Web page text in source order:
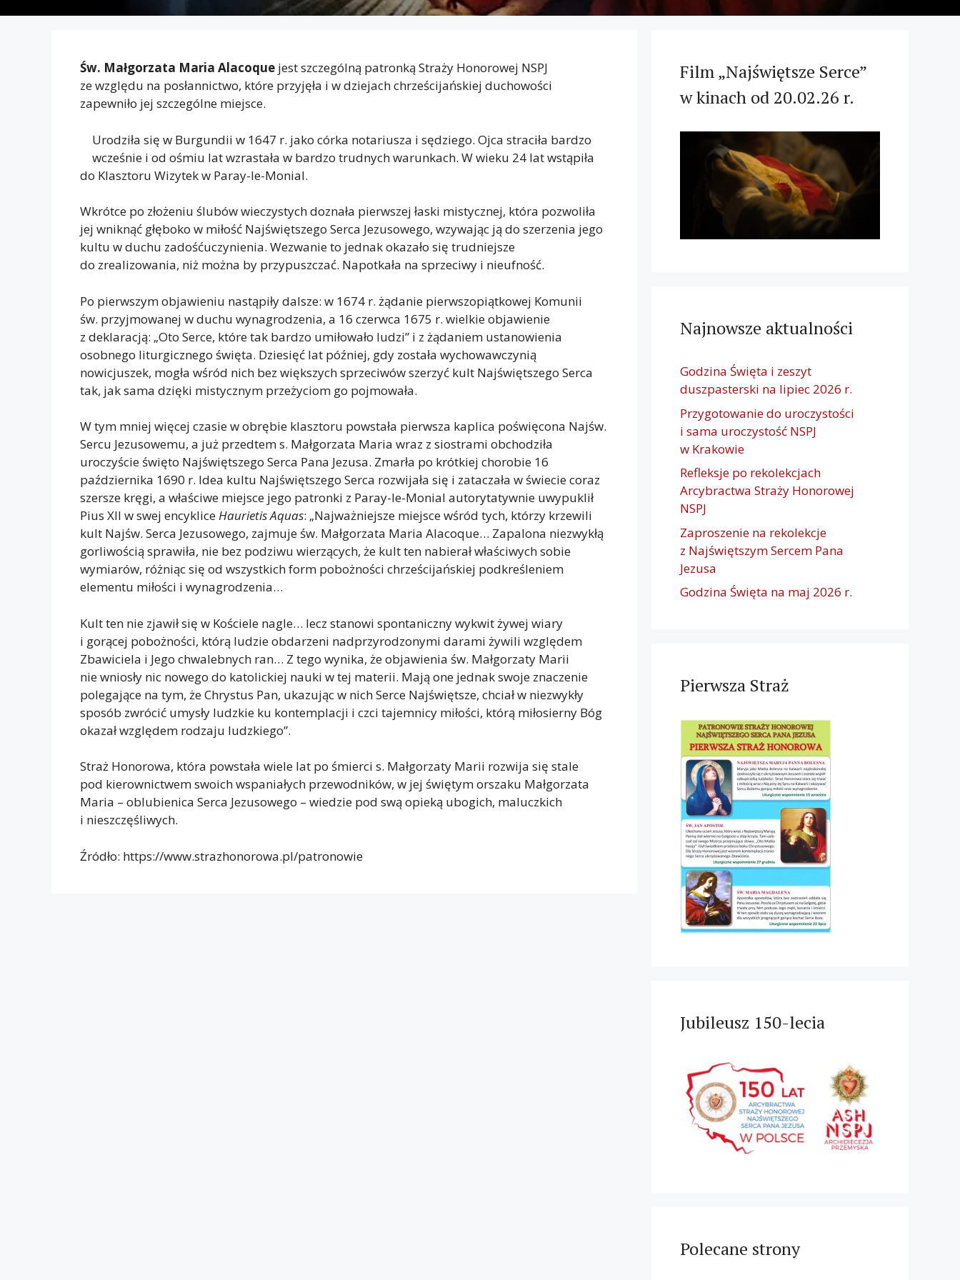
Św. Małgorzata Maria Alacoque jest szczególną patronką Straży Honorowej NSPJ
ze względu na posłannictwo, które przyjęła i w dziejach chrześcijańskiej duchowości
zapewniło jej szczególne miejsce.
Urodziła się w Burgundii w 1647 r. jako córka notariusza i sędziego. Ojca straciła bardzo
wcześnie i od ośmiu lat wzrastała w bardzo trudnych warunkach. W wieku 24 lat wstąpiła
do Klasztoru Wizytek w Paray-le-Monial.
Wkrótce po złożeniu ślubów wieczystych doznała pierwszej łaski mistycznej, która pozwoliła
jej wniknąć głęboko w miłość Najświętszego Serca Jezusowego, wzywając ją do szerzenia jego
kultu w duchu zadośćuczynienia. Wezwanie to jednak okazało się trudniejsze
do zrealizowania, niż można by przypuszczać. Napotkała na sprzeciwy i nieufność.
Po pierwszym objawieniu nastąpiły dalsze: w 1674 r. żądanie pierwszopiątkowej Komunii
św. przyjmowanej w duchu wynagrodzenia, a 16 czerwca 1675 r. wielkie objawienie
z deklaracją: „Oto Serce, które tak bardzo umiłowało ludzi” i z żądaniem ustanowienia
osobnego liturgicznego święta. Dziesięć lat później, gdy została wychowawczynią
nowicjuszek, mogła wśród nich bez większych sprzeciwów szerzyć kult Najświętszego Serca
tak, jak sama dzięki mistycznym przeżyciom go pojmowała.
W tym mniej więcej czasie w obrębie klasztoru powstała pierwsza kaplica poświęcona Najśw.
Sercu Jezusowemu, a już przedtem s. Małgorzata Maria wraz z siostrami obchodziła
uroczyście święto Najświętszego Serca Pana Jezusa. Zmarła po krótkiej chorobie 16
października 1690 r. Idea kultu Najświętszego Serca rozwijała się i zataczała w świecie coraz
szersze kręgi, a właściwe miejsce jego patronki z Paray-le-Monial autorytatywnie uwypuklił
Pius XII w swej encykliceHaurietis Aquas: „Najważniejsze miejsce wśród tych, którzy krzewili
kult Najśw. Serca Jezusowego, zajmuje św. Małgorzata Maria Alacoque… Zapalona niezwykłą
gorliwością sprawiła, nie bez podziwu wierzących, że kult ten nabierał właściwych sobie
wymiarów, różniąc się od wszystkich form pobożności chrześcijańskiej podkreśleniem
elementu miłości i wynagrodzenia…
Kult ten nie zjawił się w Kościele nagle… lecz stanowi spontaniczny wykwit żywej wiary
i gorącej pobożności, którą ludzie obdarzeni nadprzyrodzonymi darami żywili względem
Zbawiciela i Jego chwalebnych ran… Z tego wynika, że objawienia św. Małgorzaty Marii
nie wniosły nic nowego do katolickiej nauki w tej materii. Mają one jednak swoje znaczenie
polegające na tym, że Chrystus Pan, ukazując w nich Serce Najświętsze, chciał w niezwykły
sposób zwrócić umysły ludzkie ku kontemplacji i czci tajemnicy miłości, którą miłosierny Bóg
okazał względem rodzaju ludzkiego”.
Straż Honorowa, która powstała wiele lat po śmierci s. Małgorzaty Marii rozwija się stale
pod kierownictwem swoich wspaniałych przewodników, w jej świętym orszaku Małgorzata
Maria – oblubienica Serca Jezusowego – wiedzie pod swą opieką ubogich, maluczkich
i nieszczęśliwych.
Źródło: https://www.strazhonorowa.pl/patronowie
Film „Najświętsze Serce”
w kinach od 20.02.26 r.
Najnowsze aktualności
Godzina Święta i zeszyt
duszpasterski na lipiec 2026 r.
Przygotowanie do uroczystości
i sama uroczystość NSPJ
w Krakowie
Refleksje po rekolekcjach
Arcybractwa Straży Honorowej
NSPJ
Zaproszenie na rekolekcje
z Najświętszym Sercem Pana
Jezusa
Godzina Święta na maj 2026 r.
Pierwsza Straż
Jubileusz 150-lecia
Polecane strony